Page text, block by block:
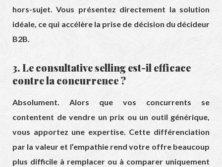
hors-sujet. Vous présentez directement la solution
idéale, ce qui accélère la prise de décision du décideur
B2B.
3. Le consultative selling est-il efficace
contre la concurrence ?
Absolument. Alors que vos concurrents se
contentent de vendre un prix ou un outil générique,
vous apportez une expertise. Cette différenciation
par la valeur et l’empathie rend votre offre beaucoup
plus difficile à remplacer ou à comparer uniquement